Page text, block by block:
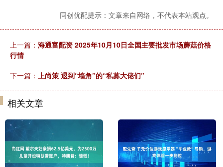
同创优配提示：文章来自网络，不代表本站观点。
上一篇： 海通富配资 2025年10月10日全国主要批发市场蘑菇价格
行情
下一篇： 上尚策 退到“墙角”的“私募大佬们”
相关文章